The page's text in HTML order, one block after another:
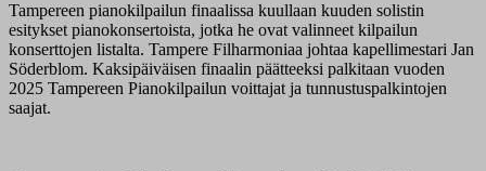
Tampereen pianokilpailun finaalissa kuullaan kuuden solistin
esitykset pianokonsertoista, jotka he ovat valinneet kilpailun
konserttojen listalta. Tampere Filharmoniaa johtaa kapellimestari Jan
Söderblom. Kaksipäiväisen finaalin päätteeksi palkitaan vuoden
2025 Tampereen Pianokilpailun voittajat ja tunnustuspalkintojen
saajat.